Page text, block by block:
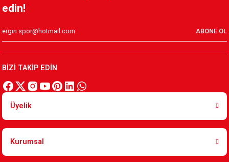
499,90 TL
edin!
ABONE OL
BİZİ TAKİP EDİN
Üyelik
Kurumsal